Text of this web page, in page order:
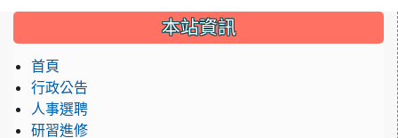
::: 本站資訊
首頁
行政公告
人事選聘
研習進修